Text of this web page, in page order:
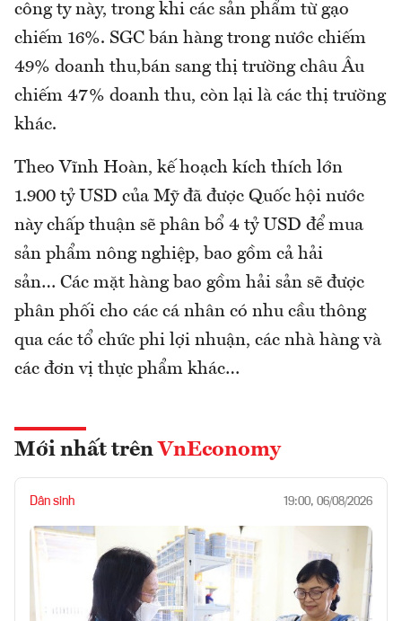
công ty này, trong khi các sản phẩm từ gạo
chiếm 16%. SGC bán hàng trong nước chiếm
49% doanh thu,bán sang thị trường châu Âu
chiếm 47% doanh thu, còn lại là các thị trường
khác.
Theo Vĩnh Hoàn, kế hoạch kích thích lớn
1.900 tỷ USD của Mỹ đã được Quốc hội nước
này chấp thuận sẽ phân bổ 4 tỷ USD để mua
sản phẩm nông nghiệp, bao gồm cả hải
sản… Các mặt hàng bao gồm hải sản sẽ được
phân phối cho các cá nhân có nhu cầu thông
qua các tổ chức phi lợi nhuận, các nhà hàng và
các đơn vị thực phẩm khác…
Mới nhất trên VnEconomy
Dân sinh 19:00, 06/08/2026